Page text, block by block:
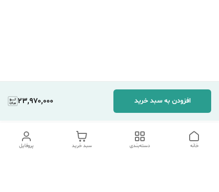
23,970,000 افزودن به سبد خرید
پروفایل سبد خرید دسته‌بندی خانه